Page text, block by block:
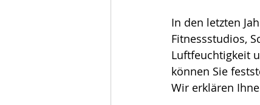
In den letzten
Fitnessstudios,
Luftfeuchtigkeit
können Sie
Wir erklären